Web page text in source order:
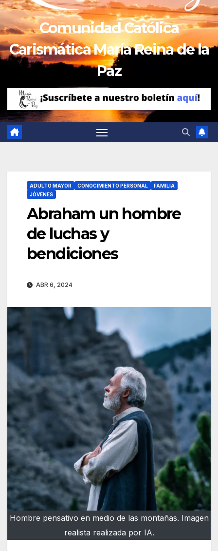
Comunidad Católica
Carismática María Reina de la
Paz
ADULTO MAYOR CONOCIMIENTO PERSONAL
FAMILIA
JÓVENES
Abraham un hombre
de luchas y
bendiciones
ABR 6, 2024
Hombre pensativo en medio de las montañas. Imagen
realista realizada por IA.